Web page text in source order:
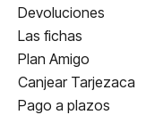
Devoluciones
Las fichas
Plan Amigo
Canjear Tarjezaca
Pago a plazos